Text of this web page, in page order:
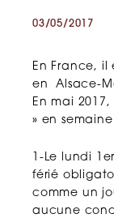
03/05/2017
En France, il
en Alsace-
En mai
» en
1-Le lundi
férié
comme un
aucune